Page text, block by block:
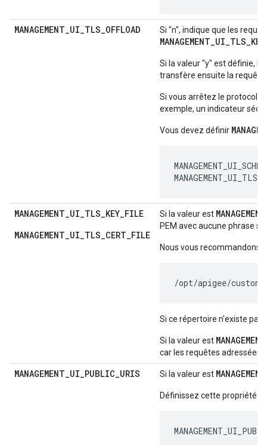
MANAGEMENT_UI_TLS_OFFLOAD Si "n", indique que les
Si la valeur "y" est définie,
transfère ensuite la requête
Si vous arrêtez le protocole
exemple, un indicateur
Vous devez définir
MANAGEMENT_UI_TLS_KEY_FILE
MANAGEMENT_UI_TLS_CERT_FILE
Si la valeur est MANAGEMENT
PEM avec aucune phrase
Nous vous recommandons
/opt/apigee/
Si ce répertoire n'existe
Si la valeur est
car les requêtes adressées
MANAGEMENT_UI_PUBLIC_URIS Si la valeur est
Définissez cette propriété